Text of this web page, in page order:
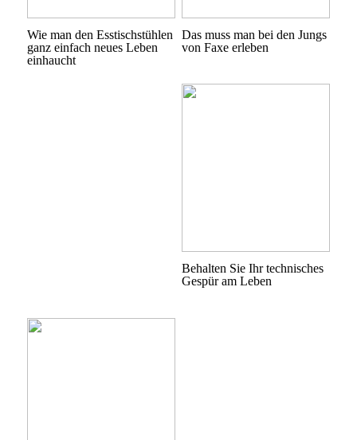
Wie man den Esstischstühlen
ganz einfach neues Leben
einhaucht
Das muss man bei den Jungs
von Faxe erleben
Behalten Sie Ihr technisches
Gespür am Leben